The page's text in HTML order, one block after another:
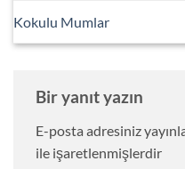
Kokulu Mumlar
Bir yanıt yazın
E-posta adresiniz
ile işaretlenmişlerdir